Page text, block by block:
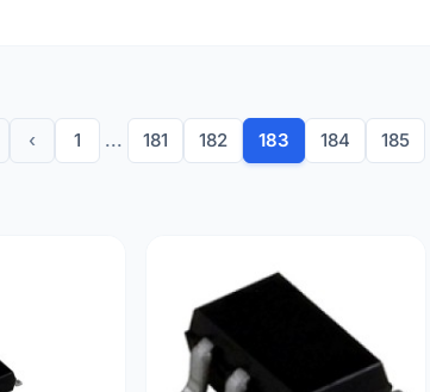
‹ 1 ... 181 182 183 184 185